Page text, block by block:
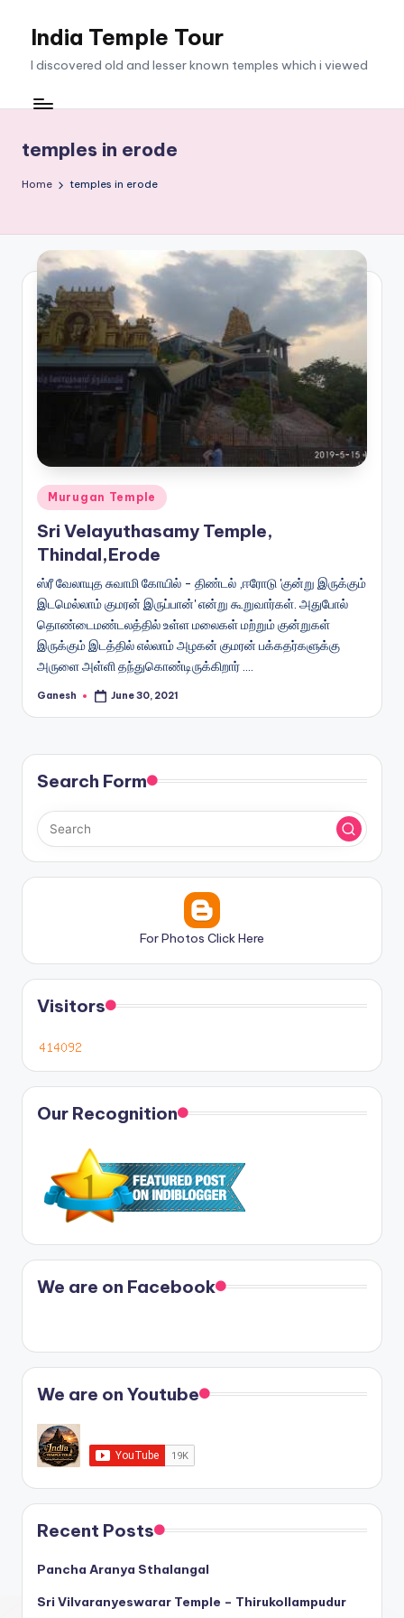
India Temple Tour
I discovered old and lesser known temples which i viewed
temples in erode
Home temples in erode
Posted
in
Murugan Temple
Sri Velayuthasamy Temple,
Thindal,Erode
ஸ்ரீ வேலாயுத சுவாமி கோயில் - திண்டல் ,ஈரோடு 'குன்று இருக்கும்
இடமெல்லாம் குமரன் இருப்பான்' என்று கூறுவார்கள். அதுபோல்
தொண்டைமண்டலத்தில் உள்ள மலைகள் மற்றும் குன்றுகள்
இருக்கும் இடத்தில் எல்லாம் அழகன் குமரன் பக்கதர்களுக்கு
அருளை அள்ளி தந்துகொண்டிருக்கிறார் .…
Posted
Ganesh June 30, 2021
Search Form
For Photos Click Here
Visitors
Our Recognition
We are on Facebook
We are on Youtube
Recent Posts
Pancha Aranya Sthalangal
Sri Vilvaranyeswarar Temple – Thirukollampudur